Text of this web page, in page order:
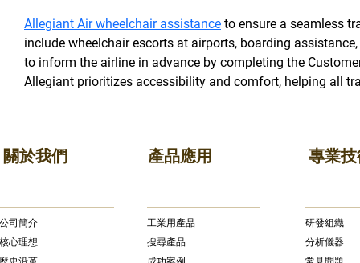
Allegiant Air wheelchair assistance to ensure a seamless
include wheelchair escorts at airports, boarding
to inform the airline in advance by completing the
Allegiant prioritizes accessibility and comfort, helping all
關於我們 產品應用 專業
公司簡介
核心理想
​工業用產品
搜尋產品
研發組織
分析儀器